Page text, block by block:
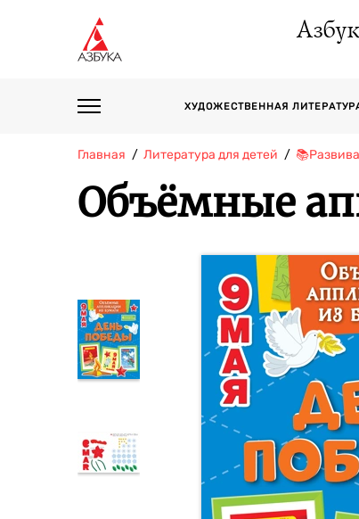
ХУДОЖЕСТВЕННАЯ
Главная Литература для детей
Объёмные